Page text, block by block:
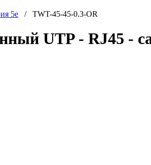
5e / TWT-45-45-0.3-OR
UTP - RJ45 -